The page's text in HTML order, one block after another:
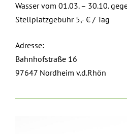
Wasser vom 01.03. – 30.10.
Stellplatzgebühr 5,- € / Tag
Adresse:
Bahnhofstraße 16
97647 Nordheim v.d.Rhön